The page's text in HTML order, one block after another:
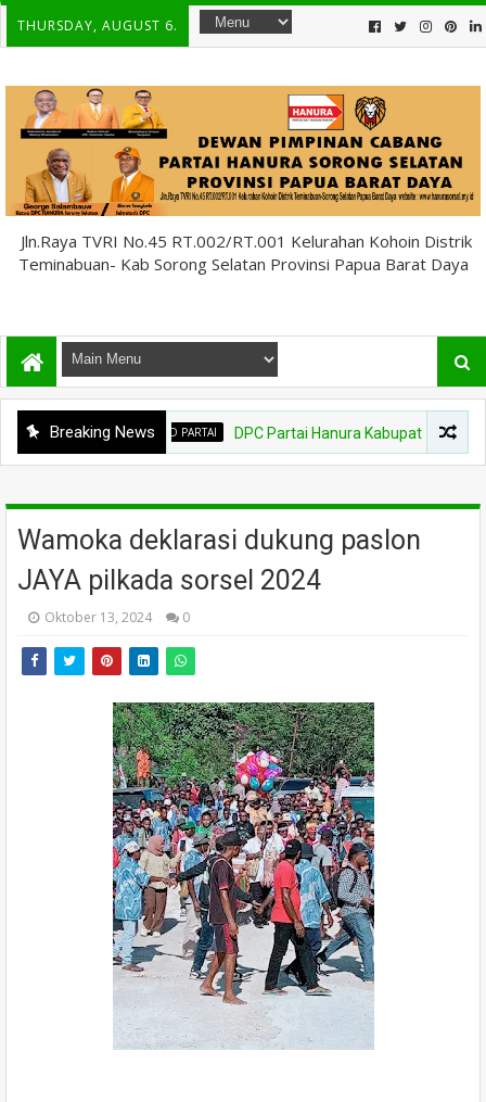
THURSDAY, AUGUST 6.
Jln.Raya TVRI No.45 RT.002/RT.001 Kelurahan Kohoin Distrik
Teminabuan- Kab Sorong Selatan Provinsi Papua Barat Daya
Breaking News
INFO PARTAI DPC Partai Hanura Kabupaten Sorong Selatan
Wamoka deklarasi dukung paslon
JAYA pilkada sorsel 2024
Oktober 13, 2024 0